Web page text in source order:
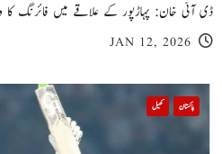
ڈی آئی خان: پہاڑپور کے علاقے میں فائرنگ کا
JAN 12, 2026
پاکستان کھیل